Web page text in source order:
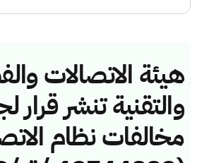
هيئة الاتصالات
والتقنية تنشر قرار
مخالفات نظام